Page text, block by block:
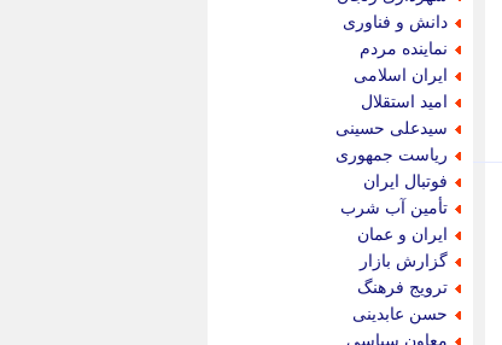
دانش و فناوری
نماینده مردم
ایران اسلامی
امید استقلال
سیدعلی حسینی
ریاست جمهوری
فوتبال ایران
تأمین آب شرب
ایران و عمان
گزارش بازار
ترویج فرهنگ
حسن عابدینی
معاون سیاسی